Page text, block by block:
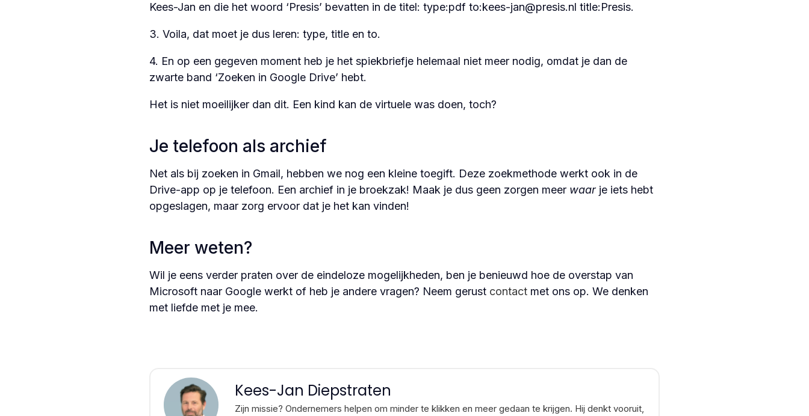
Kees-Jan en die het woord ‘Presis’ bevatten in de titel: type:pdf to:kees-jan@presis.nl title:Presis.
3. Voila, dat moet je dus leren: type, title en to.
4. En op een gegeven moment heb je het spiekbriefje helemaal niet meer nodig, omdat je dan de
zwarte band ‘Zoeken in Google Drive’ hebt.
Het is niet moeilijker dan dit. Een kind kan de virtuele was doen, toch?
Je telefoon als archief
Net als bij zoeken in Gmail, hebben we nog een kleine toegift. Deze zoekmethode werkt ook in de
Drive-app op je telefoon. Een archief in je broekzak! Maak je dus geen zorgen meer waarje iets hebt
opgeslagen, maar zorg ervoor dat je het kan vinden!
Meer weten?
Wil je eens verder praten over de eindeloze mogelijkheden, ben je benieuwd hoe de overstap van
Microsoft naar Google werkt of heb je andere vragen? Neem gerust contact met ons op. We denken
met liefde met je mee.
Kees-Jan Diepstraten
Zijn missie? Ondernemers helpen om minder te klikken en meer gedaan te krijgen. Hij denkt vooruit,